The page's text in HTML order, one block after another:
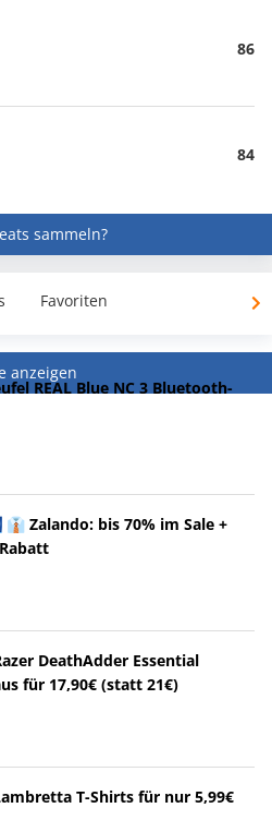
86
84
sammeln?
Favoriten
anzeigen
REAL Blue NC 3 Bluetooth-
Zalando: bis 70% im Sale +
DeathAdder Essential
für 17,90€ (statt 21€)
T-Shirts für nur 5,99€